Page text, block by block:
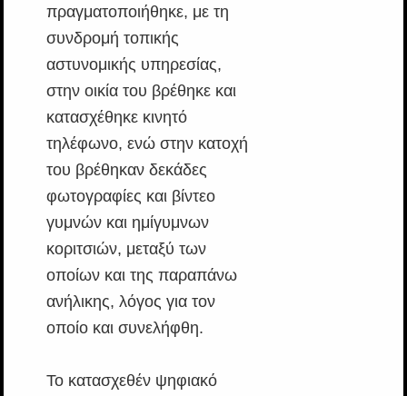
πραγματοποιήθηκε, με τη
συνδρομή τοπικής
αστυνομικής υπηρεσίας,
στην οικία του βρέθηκε και
κατασχέθηκε κινητό
τηλέφωνο, ενώ στην κατοχή
του βρέθηκαν δεκάδες
φωτογραφίες και βίντεο
γυμνών και ημίγυμνων
κοριτσιών, μεταξύ των
οποίων και της παραπάνω
ανήλικης, λόγος για τον
οποίο και συνελήφθη.
Το κατασχεθέν ψηφιακό